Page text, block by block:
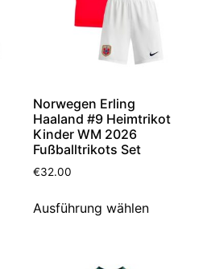
Norwegen Erling
Haaland #9 Heimtrikot
Kinder WM 2026
Fußballtrikots Set
€32.00
Ausführung wählen